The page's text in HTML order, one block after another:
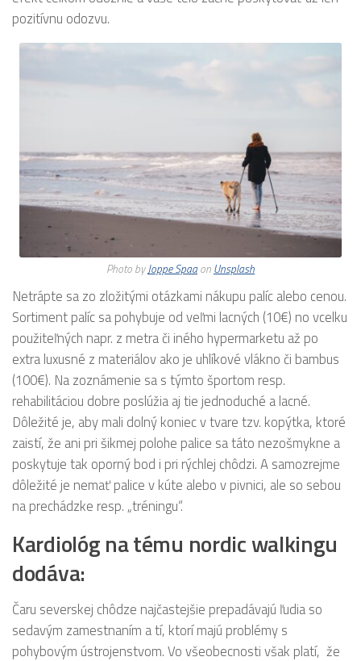
pozitívnu odozvu.
Photo byJoppe Spaaon Unsplash
Netrápte sa zo zložitými otázkami nákupu palíc alebo cenou.
Sortiment palíc sa pohybuje od veľmi lacných (10€) no vcelku
použiteľných napr. z metra či iného hypermarketu až po
extra luxusné z materiálov ako je uhlíkové vlákno či bambus
(100€). Na zoznámenie sa s týmto športom resp.
rehabilitáciou dobre poslúžia aj tie jednoduché a lacné.
Dôležité je, aby mali dolný koniec v tvare tzv. kopýtka, ktoré
zaistí, že ani pri šikmej polohe palice sa táto nezošmykne a
poskytuje tak oporný bod i pri rýchlej chôdzi. A samozrejme
dôležité je nemať palice v kúte alebo v pivnici, ale so sebou
na prechádzke resp. „tréningu“.
Kardiológ na tému nordic walkingu
dodáva:
Čaru severskej chôdze najčastejšie prepadávajú ľudia so
sedavým zamestnaním a tí, ktorí majú problémy s
pohybovým ústrojenstvom. Vo všeobecnosti však platí, že